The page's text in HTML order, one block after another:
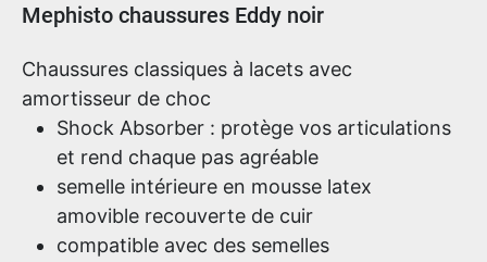
Informations sur le produit
Mephisto chaussures Eddy noir
Chaussures classiques à lacets avec
amortisseur de choc
Shock Absorber : protège vos articulations
et rend chaque pas agréable
semelle intérieure en mousse latex
amovible recouverte de cuir
compatible avec des semelles